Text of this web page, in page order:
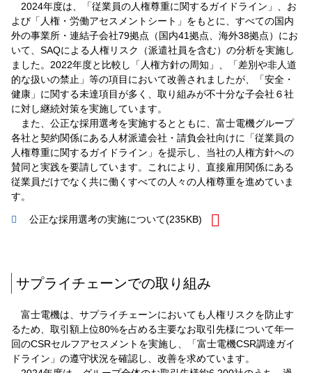
2024年度は、「従業員の人権尊重に関するガイドライン」、お
よび「人権・労働アセスメントシート」をもとに、すべての国内
外の事業所・連結子会社79拠点（国内41拠点、海外38拠点）にお
いて、SAQによる人権リスク（派遣社員を含む）の分析を実施し
ました。2022年度と比較し「人権方針の周知」、「差別や非人道
的な扱いの禁止」等の項目において改善されましたが、「安全・
健康」に関する未達項目が多く、取り組みが不十分な子会社６社
に対し継続対策を実施しています。
また、公正な採用選考を実施するとともに、富士電機グループ
各社と契約関係にある人材派遣会社・請負会社向けに「従業員の
人権尊重に関するガイドライン」を提示し、当社の人権方針への
賛同と実践を要請しています。これにより、直接雇用関係にある
従業員だけでなく共に働くすべての人々の人権尊重を進めていま
す。
公正な採用選考の実施について(235KB)
サプライチェーンでの取り組み
富士電機は、サプライチェーンにおいても人権リスクを防⽌す
るため、取引額上位80%を占める主要なお取引先様について年一
回のCSRセルフアセスメントを実施し、「富士電機CSR調達ガイ
ドライン」の遵守状況を確認し、改善を求めています。